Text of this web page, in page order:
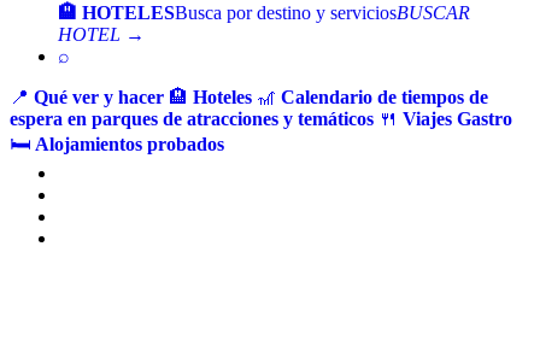
🏨 HOTELESBusca por destino y serviciosBUSCAR
HOTEL →
⌕
📍 Qué ver y hacer 🏨 Hoteles 🎢 Calendario de tiempos de
espera en parques de atracciones y temáticos 🍴 Viajes Gastro
🛏️ Alojamientos probados
contenido